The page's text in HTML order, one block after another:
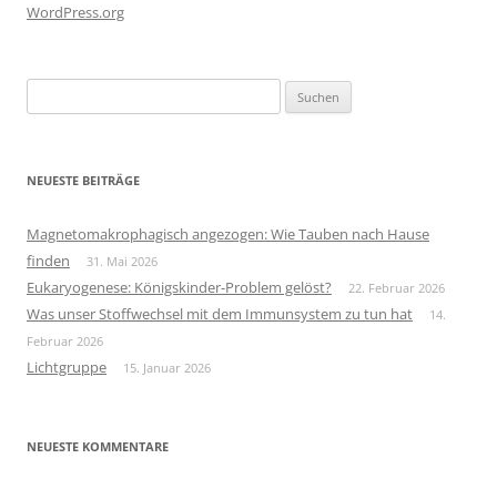
WordPress.org
nach:
NEUESTE BEITRÄGE
Magnetomakrophagisch angezogen: Wie Tauben nach Hause
finden
31. Mai 2026
Eukaryogenese: Königskinder-Problem gelöst? 22. Februar 2026
Was unser Stoffwechsel mit dem Immunsystem zu tun hat
14.
Februar 2026
Lichtgruppe 15. Januar 2026
NEUESTE KOMMENTARE